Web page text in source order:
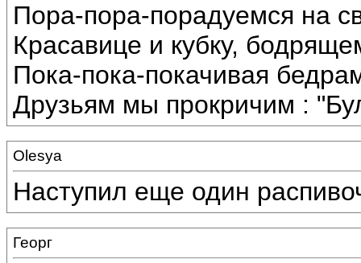
Пора-пора-порадуемся на
Красавице и кубку,
Пока-пока-покачивая
Друзьям мы прокричим :
Olesya
Наступил еще один
Георг